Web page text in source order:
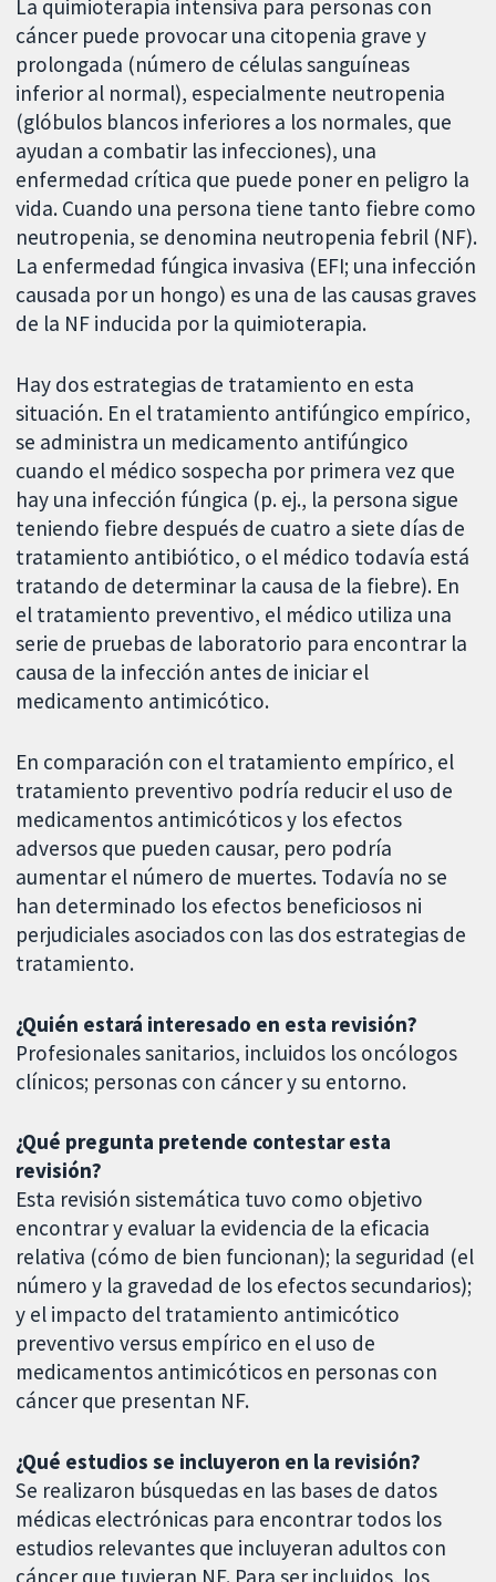
La quimioterapia intensiva para personas con
cáncer puede provocar una citopenia grave y
prolongada (número de células sanguíneas
inferior al normal), especialmente neutropenia
(glóbulos blancos inferiores a los normales, que
ayudan a combatir las infecciones), una
enfermedad crítica que puede poner en peligro la
vida. Cuando una persona tiene tanto fiebre como
neutropenia, se denomina neutropenia febril (NF).
La enfermedad fúngica invasiva (EFI; una infección
causada por un hongo) es una de las causas graves
de la NF inducida por la quimioterapia.
Hay dos estrategias de tratamiento en esta
situación. En el tratamiento antifúngico empírico,
se administra un medicamento antifúngico
cuando el médico sospecha por primera vez que
hay una infección fúngica (p. ej., la persona sigue
teniendo fiebre después de cuatro a siete días de
tratamiento antibiótico, o el médico todavía está
tratando de determinar la causa de la fiebre). En
el tratamiento preventivo, el médico utiliza una
serie de pruebas de laboratorio para encontrar la
causa de la infección antes de iniciar el
medicamento antimicótico.
En comparación con el tratamiento empírico, el
tratamiento preventivo podría reducir el uso de
medicamentos antimicóticos y los efectos
adversos que pueden causar, pero podría
aumentar el número de muertes. Todavía no se
han determinado los efectos beneficiosos ni
perjudiciales asociados con las dos estrategias de
tratamiento.
¿Quién estará interesado en esta revisión?
Profesionales sanitarios, incluidos los oncólogos
clínicos; personas con cáncer y su entorno.
¿Qué pregunta pretende contestar esta
revisión?
Esta revisión sistemática tuvo como objetivo
encontrar y evaluar la evidencia de la eficacia
relativa (cómo de bien funcionan); la seguridad (el
número y la gravedad de los efectos secundarios);
y el impacto del tratamiento antimicótico
preventivo versus empírico en el uso de
medicamentos antimicóticos en personas con
cáncer que presentan NF.
¿Qué estudios se incluyeron en la revisión?
Se realizaron búsquedas en las bases de datos
médicas electrónicas para encontrar todos los
estudios relevantes que incluyeran adultos con
cáncer que tuvieran NF. Para ser incluidos, los